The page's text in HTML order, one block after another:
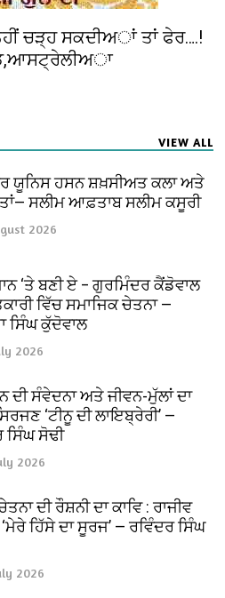
ਚੜ੍ਹ ਸਕਦੀਅਾਂ ਤਾਂ ਫੇਰ….!
VIEW ALL
ਯੂਨਿਸ ਹਸਨ ਸ਼ਖ਼ਸੀਅਤ ਕਲਾ ਅਤੇ
ਸਲੀਮ ਆਫ਼ਤਾਬ ਸਲੀਮ ਕਸੂਰੀ
2026
‘ਤੇ ਬਣੀ ਏ – ਗੁਰਮਿੰਦਰ ਕੈਂਡੋਵਾਲ
ਵਿੱਚ ਸਮਾਜਿਕ ਚੇਤਨਾ —
ਸਿੰਘ ਕੁੱਦੋਵਾਲ
2026
ਦੀ ਸੰਵੇਦਨਾ ਅਤੇ ਜੀਵਨ-ਮੁੱਲਾਂ ਦਾ
‘ਟੀਨੂ ਦੀ ਲਾਇਬ੍ਰੇਰੀ’ —
ਸਿੰਘ ਸੋਢੀ
2026
ਦੀ ਰੌਸ਼ਨੀ ਦਾ ਕਾਵਿ : ਰਾਜੀਵ
ਹਿੱਸੇ ਦਾ ਸੂਰਜ’ — ਰਵਿੰਦਰ ਸਿੰਘ
2026